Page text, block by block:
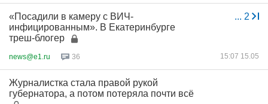
... 2
«Посадили в камеру с ВИЧ-
инфицированным». В Екатеринбурге
треш-блогер
news@e1.ru 36 15:07 15.05
Журналистка стала правой рукой
губернатора, а потом потеряла почти всё